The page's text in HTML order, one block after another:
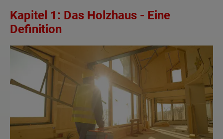
Kapitel 1: Das Holzhaus - Eine
Definition